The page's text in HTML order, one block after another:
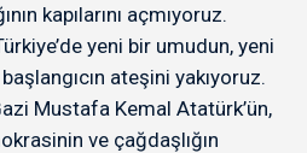
kapılarını açmıyoruz.
yeni bir umudun, yeni
ateşini yakıyoruz.
Mustafa Kemal Atatürk’ün,
ve çağdaşlığın